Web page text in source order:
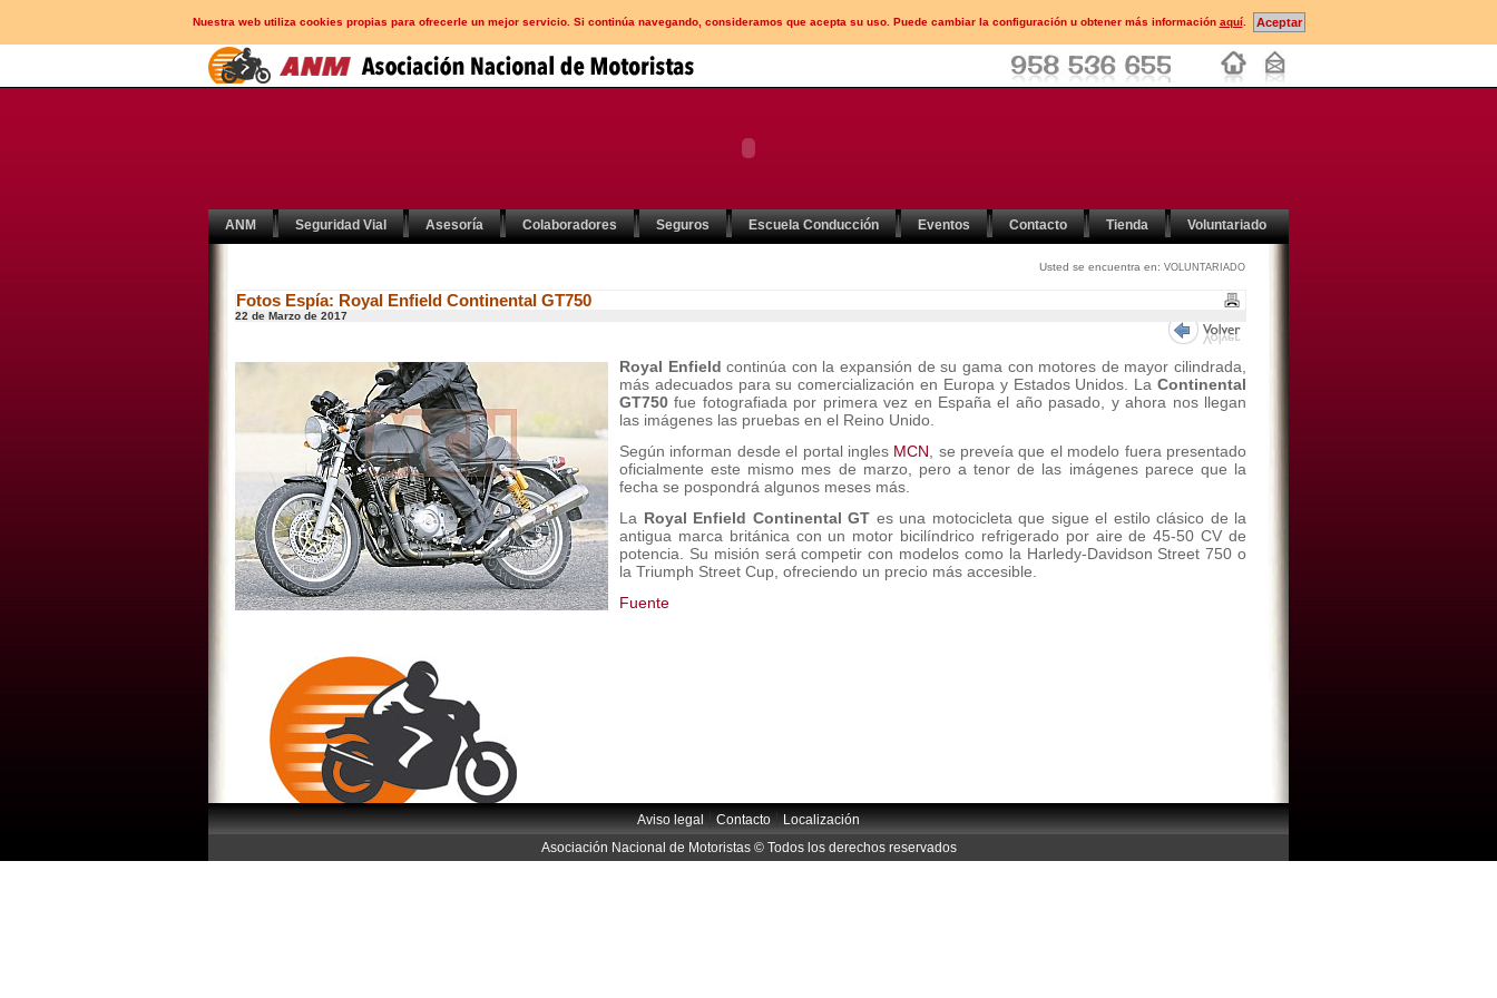
Nuestra web utiliza cookies propias para ofrecerle un mejor servicio. Si continúa navegando, consideramos que acepta su uso. Puede cambiar la configuración u obtener más información aquí.
ANM Seguridad Vial Asesoría Colaboradores Seguros Escuela Conducción Eventos Contacto Tienda Voluntariado
Usted se encuentra en: VOLUNTARIADO
Fotos Espía: Royal Enfield Continental GT750
22 de Marzo de 2017
Royal Enfield continúa con la expansión de su gama con motores de mayor cilindrada,
más adecuados para su comercialización en Europa y Estados Unidos. La Continental
GT750fue fotografiada por primera vez en España el año pasado, y ahora nos llegan
las imágenes las pruebas en el Reino Unido.
Según informan desde el portal ingles MCN , se preveía que el modelo fuera presentado
oficialmente este mismo mes de marzo, pero a tenor de las imágenes parece que la
fecha se pospondrá algunos meses más.
La Royal Enfield Continental GT es una motocicleta que sigue el estilo clásico de la
antigua marca británica con un motor bicilíndrico refrigerado por aire de 45-50 CV de
potencia. Su misión será competir con modelos como la Harledy-Davidson Street 750 o
la Triumph Street Cup, ofreciendo un precio más accesible.
Fuente
Aviso legal|Contacto|Localización
Asociación Nacional de Motoristas © Todos los derechos reservados